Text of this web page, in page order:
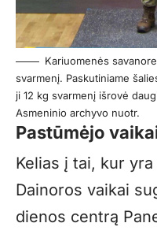
Kariuomenės
svarmenį. Paskutiniame
ji 12 kg svarmenį išrovė
Asmeninio archyvo nuotr.
Pastūmėjo
Kelias į tai, kur
Dainoros vaikai
dienos centrą